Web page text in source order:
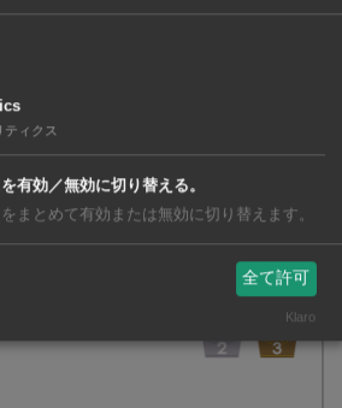
グとは？
ているメンバーが投票
ティクス
有効／無効に切り替える。
をまとめて有効または無効に切り替えます。
全て許可
Klaro